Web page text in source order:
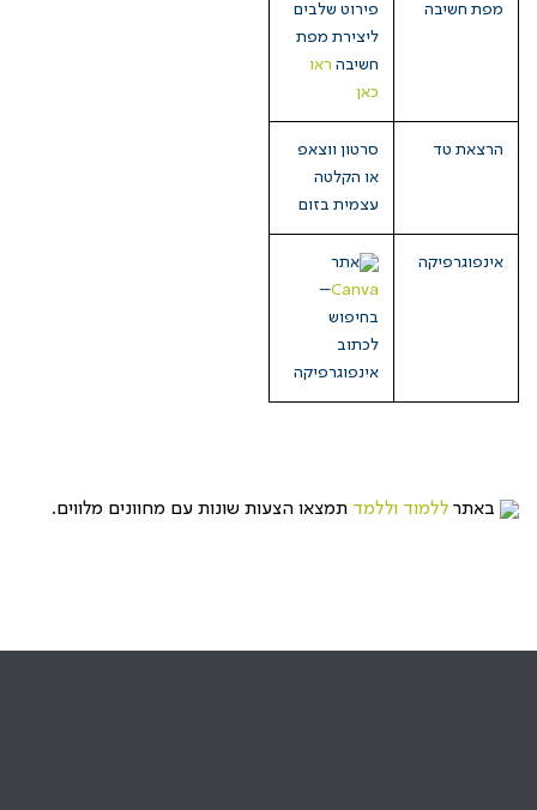
מפת חשיבה
פירוט שלבים
ליצירת מפת
חשיבה ראו
כאן
הרצאת טד
סרטון ווצאפ
או הקלטה
עצמית בזום
אינפוגרפיקה
אתר
Canva
–
בחיפוש
לכתוב
אינפוגרפיקה
באתר ללמוד וללמד תמצאו הצעות שונות עם מחוונים מלווים.